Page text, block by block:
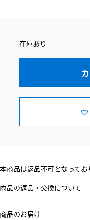
在庫あり
本商品は返品不可となってお
商品の返品・交換について
商品のお届け